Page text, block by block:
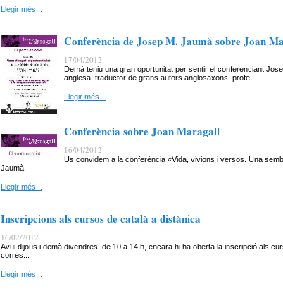
Llegir més...
Conferència de Josep M. Jaumà sobre Joan
17/04/2012
Demà teniu una gran oportunitat per sentir el conferenciant
anglesa, traductor de grans autors anglosaxons, profe...
Llegir més...
Conferència sobre Joan Maragall
16/04/2012
Us convidem a la conferència «Vida, vivions i versos. Una
Jaumà.
Llegir més...
Inscripcions als cursos de català a distànica
16/02/2012
Avui dijous i demà divendres, de 10 a 14 h, encara hi ha oberta la inscripció als
corres...
Llegir més...